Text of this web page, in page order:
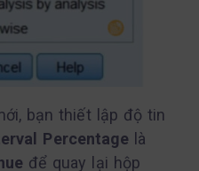
bạn thiết lập độ tin
Percentage là
để quay lại hộp